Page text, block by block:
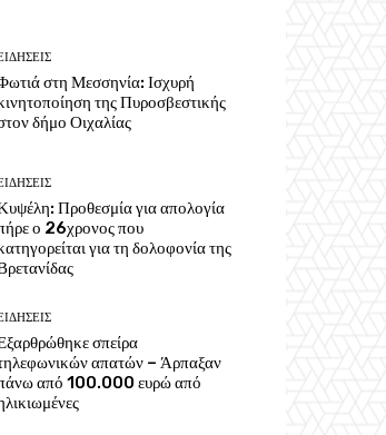
στη Μεσσηνία: Ισχυρή
της Πυροσβεστικής
δήμο Οιχαλίας
Προθεσμία για απολογία
ο 26χρονος που
για τη δολοφονία της
σπείρα
απατών – Άρπαξαν
από 100.000 ευρώ από